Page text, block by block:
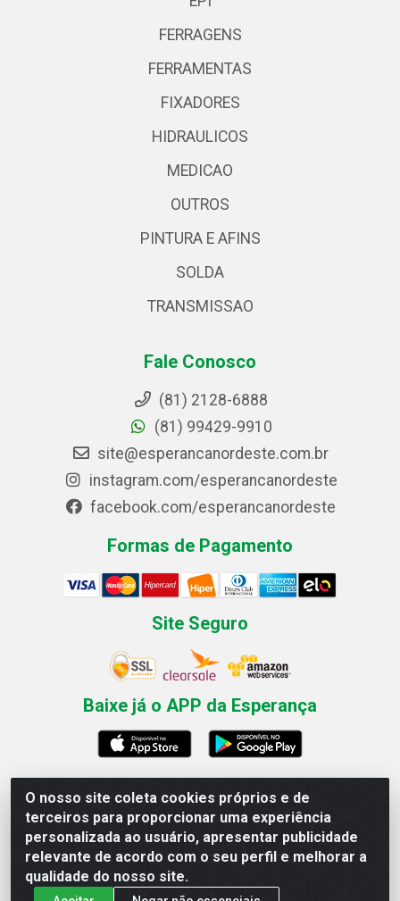
O nosso site coleta cookies próprios e de
terceiros para proporcionar uma experiência
personalizada ao usuário, apresentar publicidade
relevante de acordo com o seu perfil e melhorar a
qualidade do nosso site.
FERRAGENS
FERRAMENTAS
FIXADORES
HIDRAULICOS
MEDICAO
OUTROS
PINTURA E AFINS
SOLDA
TRANSMISSAO
Fale Conosco
(81) 2128-6888
(81) 99429-9910
site@esperancanordeste.com.br
instagram.com/esperancanordeste
facebook.com/esperancanordeste
Formas de Pagamento
Site Seguro
Baixe já o APP da Esperança
Esperança Nordeste - Rua Professor Caldas Filho, 291 -
Estância - Recife / PE CEP: 50771-335 - CNPJ
03.666.136/0001-23